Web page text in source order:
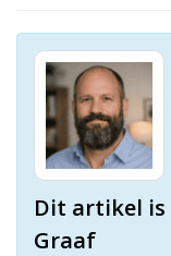
Dit artikel is
Graaf